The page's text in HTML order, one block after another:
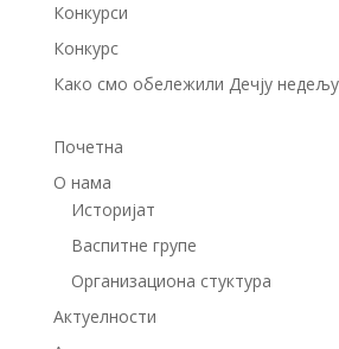
Конкурси
Конкурс
Како смо обележили Дечју недељу
Почетна
О нама
Историјат
Васпитне групе
Организациона стуктура
Актуелности